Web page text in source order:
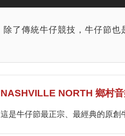
除了傳統牛仔競技，牛仔節也
NASHVILLE NORTH 鄉村
這是牛仔節最正宗、最經典的原創